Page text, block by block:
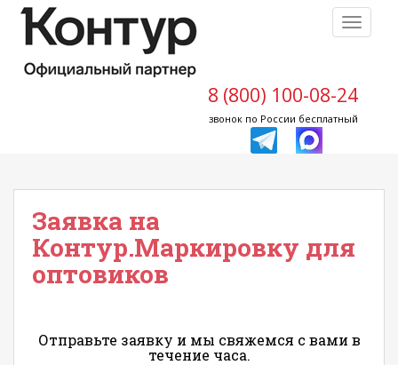
8 (800) 100-08-24
звонок по России бесплатный
Заявка на
Контур.Маркировку для
оптовиков
Отправьте заявку и мы свяжемся с вами в
течение часа.